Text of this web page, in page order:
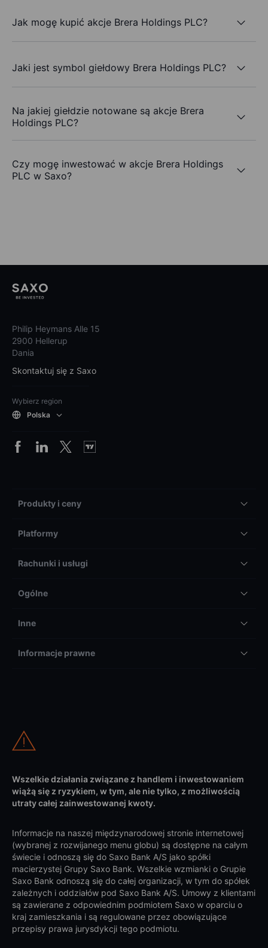
Jak mogę kupić akcje Brera Holdings PLC?
Jaki jest symbol giełdowy Brera Holdings PLC?
Na jakiej giełdzie notowane są akcje Brera
Holdings PLC?
Czy mogę inwestować w akcje Brera Holdings
PLC w Saxo?
Philip Heymans Alle 15
2900 Hellerup
Dania
Skontaktuj się z Saxo
Wybierz region
Polska
Produkty i ceny
Platformy
Rachunki i usługi
Ogólne
Inne
Informacje prawne
Wszelkie działania związane z handlem i inwestowaniem
wiążą się z ryzykiem, w tym, ale nie tylko, z możliwością
utraty całej zainwestowanej kwoty.
Informacje na naszej międzynarodowej stronie internetowej
(wybranej z rozwijanego menu globu) są dostępne na całym
świecie i odnoszą się do Saxo Bank A/S jako spółki
macierzystej Grupy Saxo Bank. Wszelkie wzmianki o Grupie
Saxo Bank odnoszą się do całej organizacji, w tym do spółek
zależnych i oddziałów pod Saxo Bank A/S. Umowy z klientami
są zawierane z odpowiednim podmiotem Saxo w oparciu o
kraj zamieszkania i są regulowane przez obowiązujące
przepisy prawa jurysdykcji tego podmiotu.